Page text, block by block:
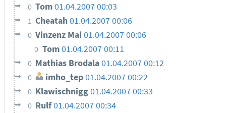
0 Tom01.04.2007 00:03
1 Cheatah01.04.2007 00:06
0 Vinzenz Mai01.04.2007 00:06
0 Tom01.04.2007 00:11
0 Mathias Brodala01.04.2007 00:12
0 imho_tep01.04.2007 00:22
0 Klawischnigg01.04.2007 00:33
0 Rulf01.04.2007 00:34